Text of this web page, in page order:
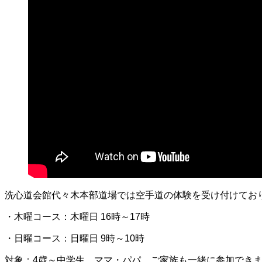
洗心道会館代々木本部道場では空手道の体験を受け付けてお
・木曜コース：木曜日 16時～17時
・日曜コース：日曜日 9時～10時
対象：4歳～中学生、ママ・パパ、ご家族も一緒に参加できま